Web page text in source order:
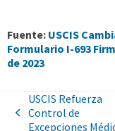
Fuente: USCIS
Formulario I-693
de 2023
USCIS Refuerza
Control de
Excepciones